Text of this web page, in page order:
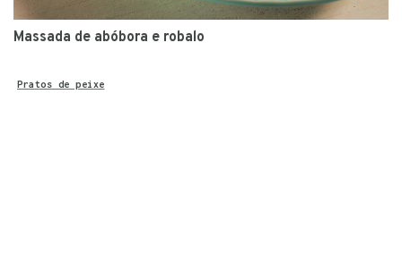
Massada de abóbora e robalo
Pratos de peixe